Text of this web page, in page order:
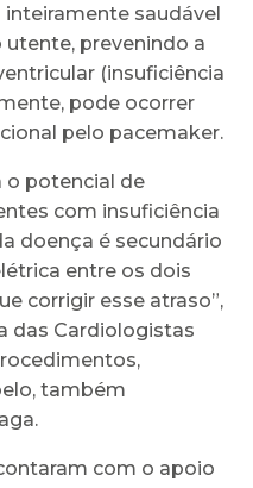
saudável
prevenindo a
(insuficiência
pode ocorrer
pelo pacemaker.
o potencial de
com insuficiência
doença é secundário
entre os dois
corrigir esse atraso”,
das Cardiologistas
também
com o apoio